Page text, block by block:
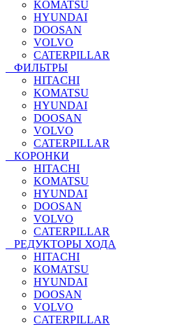
KOMATSU
HYUNDAI
DOOSAN
VOLVO
CATERPILLAR
ФИЛЬТРЫ
HITACHI
KOMATSU
HYUNDAI
DOOSAN
VOLVO
CATERPILLAR
КОРОНКИ
HITACHI
KOMATSU
HYUNDAI
DOOSAN
VOLVO
CATERPILLAR
РЕДУКТОРЫ ХОДА
HITACHI
KOMATSU
HYUNDAI
DOOSAN
VOLVO
CATERPILLAR